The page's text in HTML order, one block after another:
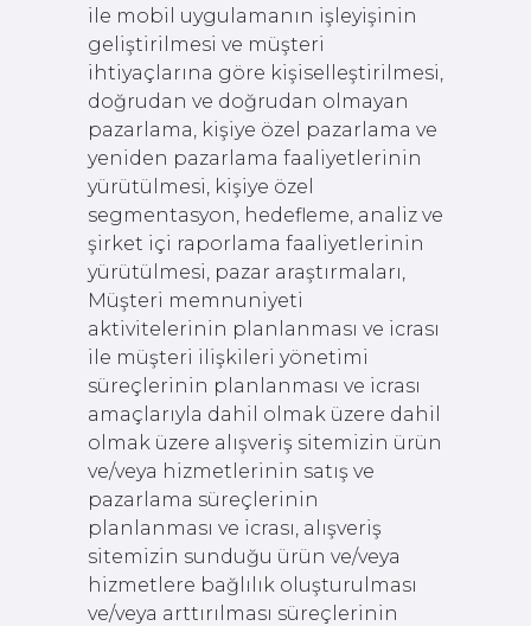
ile mobil uygulamanın işleyişinin
geliştirilmesi ve müşteri
ihtiyaçlarına göre kişiselleştirilmesi,
doğrudan ve doğrudan olmayan
pazarlama, kişiye özel pazarlama ve
yeniden pazarlama faaliyetlerinin
yürütülmesi, kişiye özel
segmentasyon, hedefleme, analiz ve
şirket içi raporlama faaliyetlerinin
yürütülmesi, pazar araştırmaları,
Müşteri memnuniyeti
aktivitelerinin planlanması ve icrası
ile müşteri ilişkileri yönetimi
süreçlerinin planlanması ve icrası
amaçlarıyla dahil olmak üzere dahil
olmak üzere alışveriş sitemizin ürün
ve/veya hizmetlerinin satış ve
pazarlama süreçlerinin
planlanması ve icrası, alışveriş
sitemizin sunduğu ürün ve/veya
hizmetlere bağlılık oluşturulması
ve/veya arttırılması süreçlerinin